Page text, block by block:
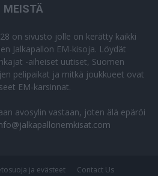
MEISTÄ
on sivusto jolle on kerätty kaikki
Jalkapallon EM-kisoja. Löydät
-aiheiset uutiset, Suomen
pelipaikat ja mitkä joukkueet ovat
EM-karsinnat.
avosylin vastaan, joten älä epäröi
ja evästeet Contact Us